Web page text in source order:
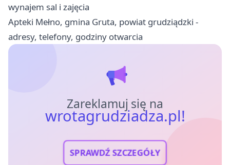
wynajem sal i zajęcia
Apteki Mełno, gmina Gruta, powiat grudziądzki -
adresy, telefony, godziny otwarcia
Zareklamuj się na
wrotagrudziadza.pl!
SPRAWDŹ SZCZEGÓŁY